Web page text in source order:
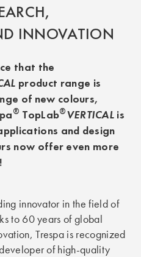
INNOVATION
that the
product range is
of new colours,
® TopLab®VERTICAL is
and design
now offer even more
innovator in the field of
to 60 years of global
Trespa is recognized
of high-quality